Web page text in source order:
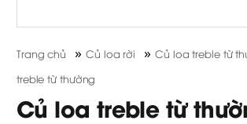
Trang chủ »Củ loa rời »Củ loa treble từ
treble từ thường
Củ loa treble từ